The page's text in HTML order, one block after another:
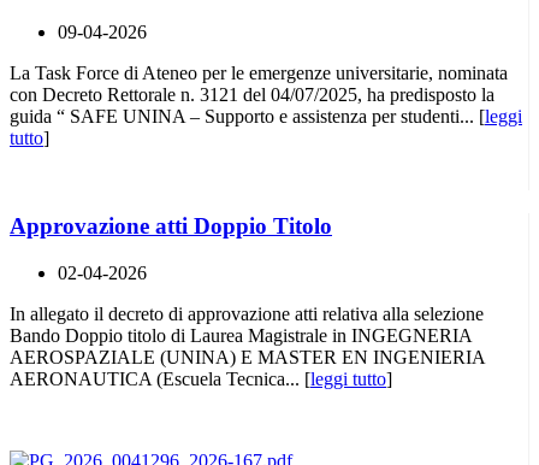
09-04-2026
La Task Force di Ateneo per le emergenze universitarie, nominata
con Decreto Rettorale n. 3121 del 04/07/2025, ha predisposto la
guida “ SAFE UNINA – Supporto e assistenza per studenti... [leggi
tutto]
Approvazione atti Doppio Titolo
02-04-2026
In allegato il decreto di approvazione atti relativa alla selezione
Bando Doppio titolo di Laurea Magistrale in INGEGNERIA
AEROSPAZIALE (UNINA) E MASTER EN INGENIERIA
AERONAUTICA (Escuela Tecnica... [leggi tutto]